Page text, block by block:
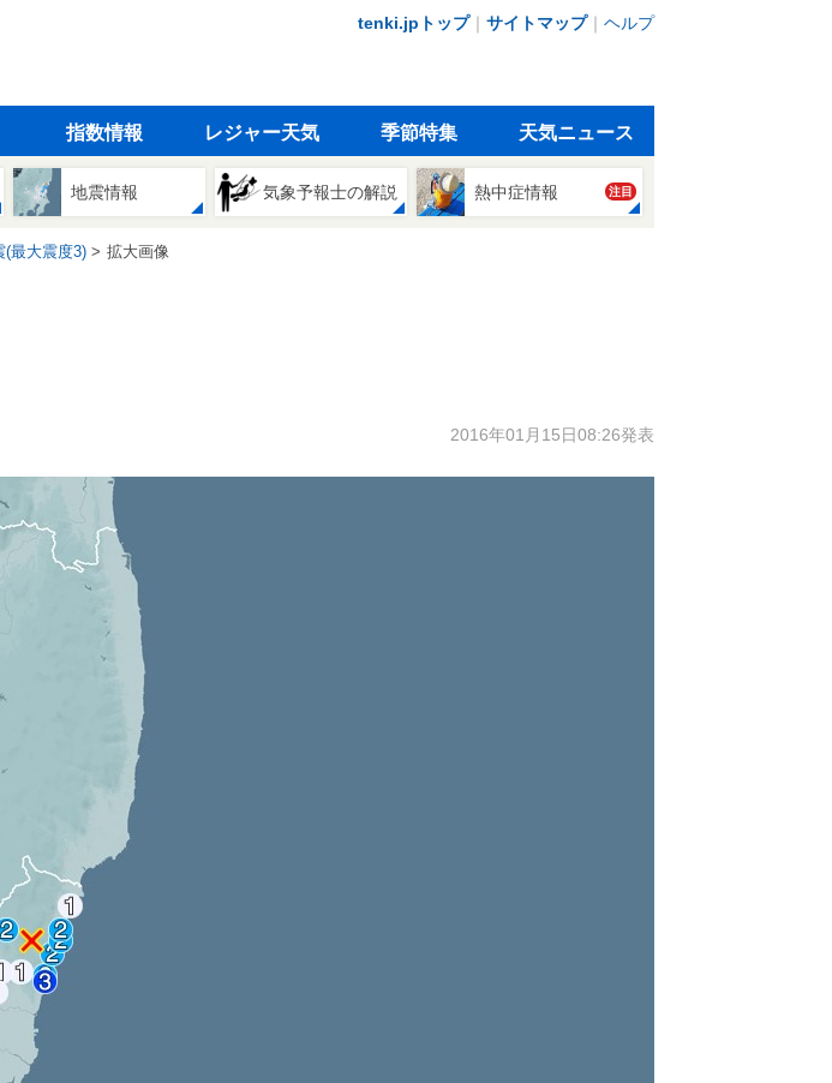
tenki.jpトップ｜ サイトマップ｜ ヘルプ
指数情報 レジャー天気 季節特集 天気ニュース
地震情報 気象予報士の解説 熱中症情報 注目
(最大震度3) 拡大画像
2016年01月15日08:26発表